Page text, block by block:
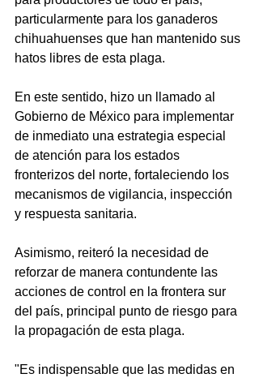
particularmente para los ganaderos
chihuahuenses que han mantenido sus
hatos libres de esta plaga.
En este sentido, hizo un llamado al
Gobierno de México para implementar
de inmediato una estrategia especial
de atención para los estados
fronterizos del norte, fortaleciendo los
mecanismos de vigilancia, inspección
y respuesta sanitaria.
Asimismo, reiteró la necesidad de
reforzar de manera contundente las
acciones de control en la frontera sur
del país, principal punto de riesgo para
la propagación de esta plaga.
"Es indispensable que las medidas en